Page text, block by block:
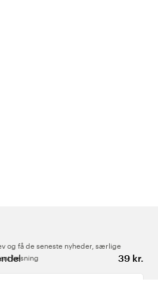
39 kr.
og få de seneste nyheder, særlige
læsning